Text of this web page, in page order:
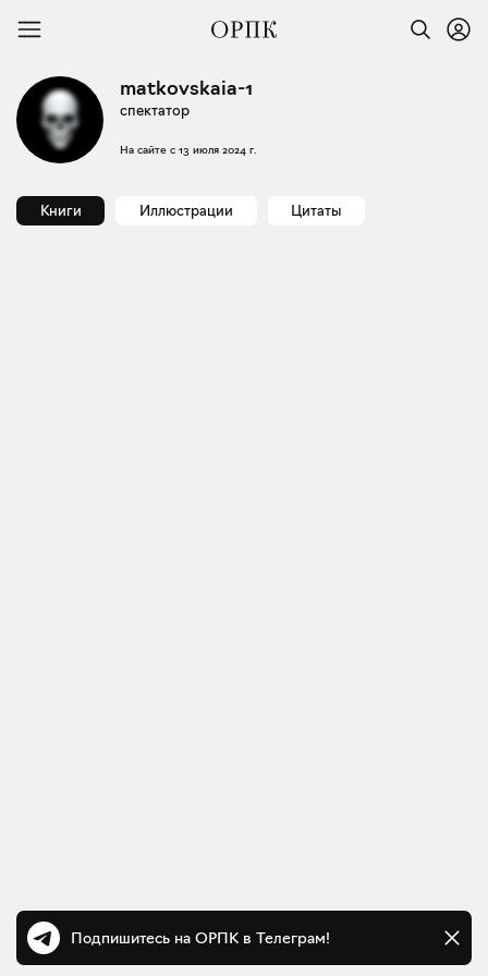
matkovskaia-1
спектатор
На сайте с 13 июля 2024 г.
Книги Иллюстрации Цитаты
Подпишитесь на ОРПК в Телеграм!